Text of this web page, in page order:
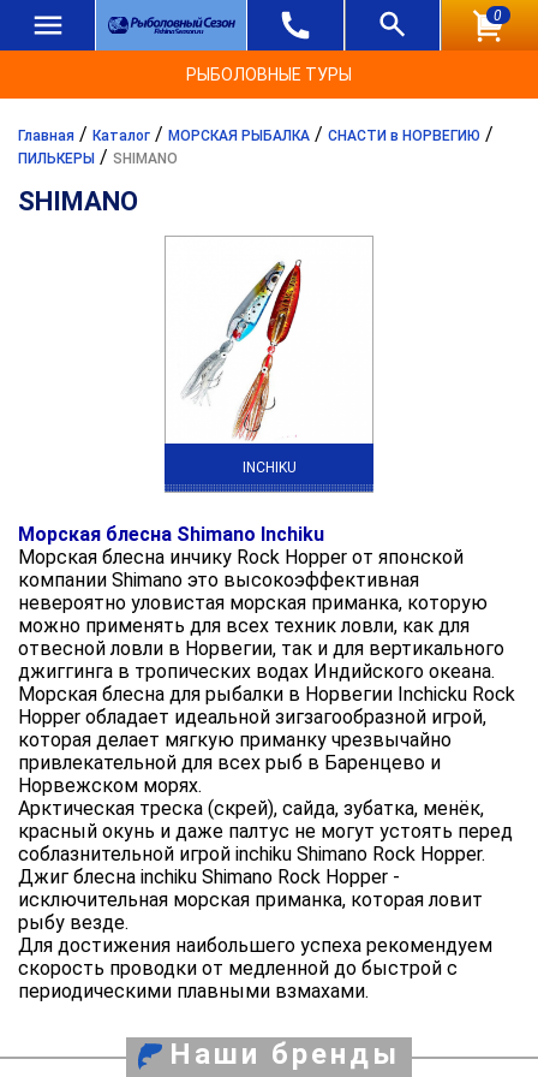
0
РЫБОЛОВНЫЕ ТУРЫ
Главная / Каталог / МОРСКАЯ РЫБАЛКА / СНАСТИ в НОРВЕГИЮ /
ПИЛЬКЕРЫ / SHIMANO
SHIMANO
INCHIKU
Морская блесна Shimano Inchiku
Морская блесна инчику Rock Hopper от японской
компании Shimano это высокоэффективная
невероятно уловистая морская приманка, которую
можно применять для всех техник ловли, как для
отвесной ловли в Норвегии, так и для вертикального
джиггинга в тропических водах Индийского океана.
Морская блесна для рыбалки в Норвегии Inchicku Rock
Hopper обладает идеальной зигзагообразной игрой,
которая делает мягкую приманку чрезвычайно
привлекательной для всех рыб в Баренцево и
Норвежском морях.
Арктическая треска (скрей), сайда, зубатка, менёк,
красный окунь и даже палтус не могут устоять перед
соблазнительной игрой inchiku Shimano Rock Hopper.
Джиг блесна inchiku Shimano Rock Hopper -
исключительная морская приманка, которая ловит
рыбу везде.
Для достижения наибольшего успеха рекомендуем
скорость проводки от медленной до быстрой с
периодическими плавными взмахами.
Наши бренды